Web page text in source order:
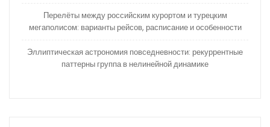
Перелёты между российским курортом и турецким
мегаполисом: варианты рейсов, расписание и особенности
Эллиптическая астрономия повседневности: рекуррентные
паттерны группа в нелинейной динамике